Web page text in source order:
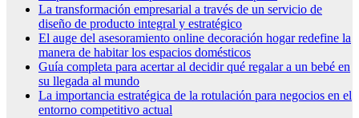
La transformación empresarial a través de un servicio de
diseño de producto integral y estratégico
El auge del asesoramiento online decoración hogar redefine la
manera de habitar los espacios domésticos
Guía completa para acertar al decidir qué regalar a un bebé en
su llegada al mundo
La importancia estratégica de la rotulación para negocios en el
entorno competitivo actual